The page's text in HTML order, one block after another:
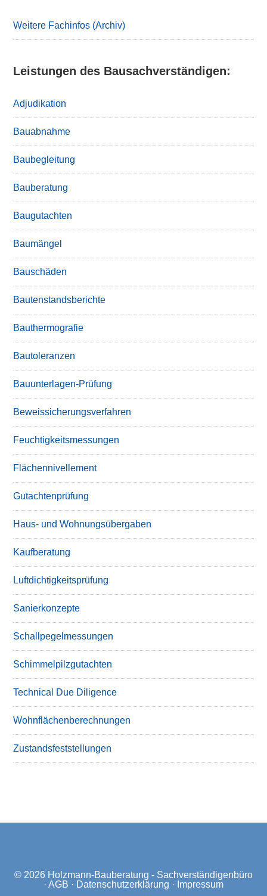
Weitere Fachinfos (Archiv)
Leistungen des Bausachverständigen:
Adjudikation
Bauabnahme
Baubegleitung
Bauberatung
Baugutachten
Baumängel
Bauschäden
Bautenstandsberichte
Bauthermografie
Bautoleranzen
Bauunterlagen-Prüfung
Beweissicherungsverfahren
Feuchtigkeitsmessungen
Flächennivellement
Gutachtenprüfung
Haus- und Wohnungsübergaben
Kaufberatung
Luftdichtigkeitsprüfung
Sanierkonzepte
Schallpegelmessungen
Schimmelpilzgutachten
Technical Due Diligence
Wohnflächenberechnungen
Zustandsfeststellungen
© 2026 Holzmann-Bauberatung - Sachverständigenbüro
· AGB · Datenschutzerklärung · Impressum